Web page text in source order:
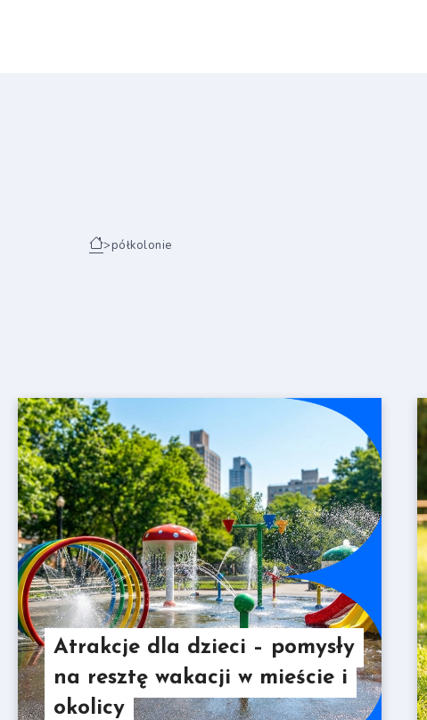
>półkolonie
Atrakcje dla dzieci – pomysły
na resztę wakacji w mieście i
okolicy